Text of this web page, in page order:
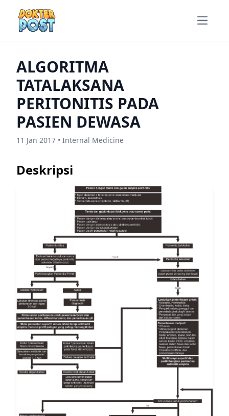
Open
ALGORITMA
TATALAKSANA
PERITONITIS PADA
PASIEN DEWASA
11 Jan 2017 • Internal Medicine
Deskripsi